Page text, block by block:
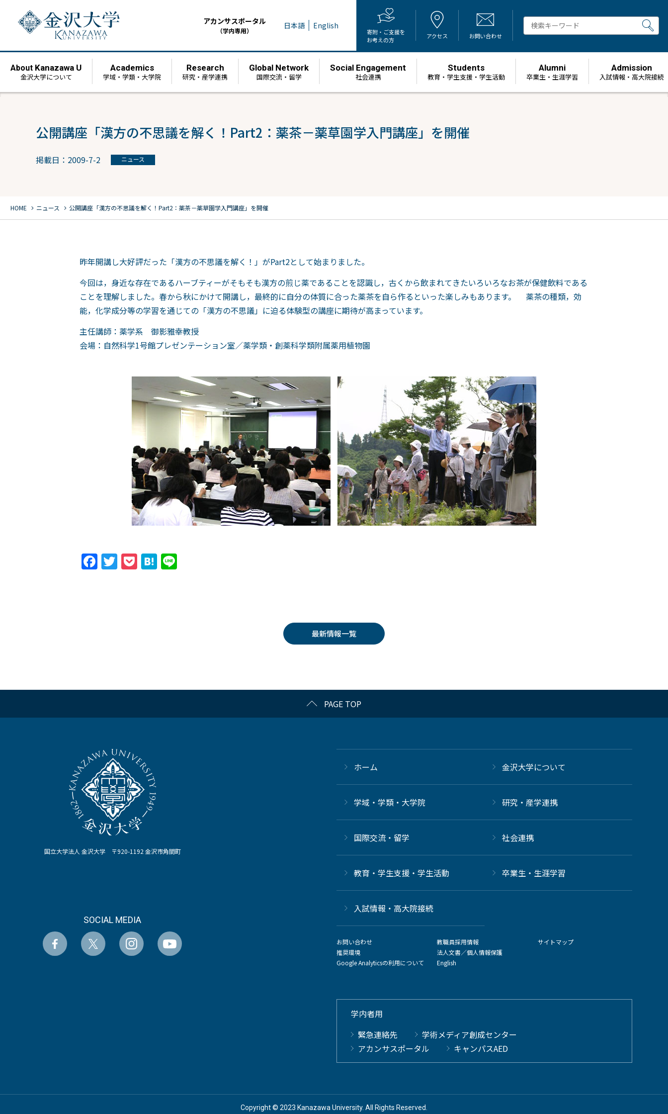
アカンサスポータル
（学内専用） 日本語 English
寄附・ご支援を
お考えの方
アクセス お問い合わせ
About Kanazawa U
金沢大学について
Academics
学域・学類・大学院
Research
研究・産学連携
Global Network
国際交流・留学
Social Engagement
社会連携
Students
教育・学生支援・学生活動
Alumni
卒業生・生涯学習
Admission
⼊試情報・高大院接続
公開講座「漢方の不思議を解く！Part2：薬茶－薬草園学入門講座」を開催
掲載日：2009-7-2 ニュース
HOME chevron_right ニュース chevron_right 公開講座「漢方の不思議を解く！Part2：薬茶－薬草園学入門講座」を開催
昨年開講し大好評だった「漢方の不思議を解く！」がPart2として始まりました。
今回は，身近な存在であるハーブティーがそもそも漢方の煎じ薬であることを認識し，古くから飲まれてきたいろいろなお茶が保健飲料である
ことを理解しました。春から秋にかけて開講し，最終的に自分の体質に合った薬茶を自ら作るといった楽しみもあります。 薬茶の種類，効
能，化学成分等の学習を通じての「漢方の不思議」に迫る体験型の講座に期待が高まっています。
主任講師：薬学系 御影雅幸教授
会場：自然科学1号館プレゼンテーション室／薬学類・創薬科学類附属薬用植物園
Facebook
Twitter
PocketHatena
最新情報一覧
PAGE TOP
国立大学法人 金沢大学 〒920-1192 金沢市角間町
SOCIAL MEDIA
ホーム 金沢大学について
学域・学類・大学院 研究・産学連携
国際交流・留学 社会連携
教育・学生支援・学生活動 卒業生・生涯学習
⼊試情報・高大院接続
お問い合わせ
推奨環境
Google Analyticsの利用について
教職員採用情報
法人文書／個人情報保護
English
サイトマップ
学内者用
緊急連絡先
学術メディア創成センター
アカンサスポータル
キャンパスAED
Copyright © 2023 Kanazawa University. All Rights Reserved.